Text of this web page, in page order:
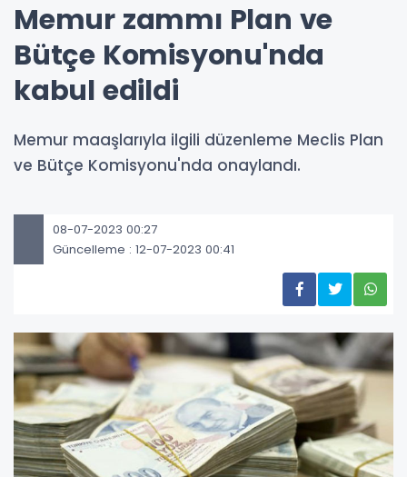
Memur zammı Plan ve
Bütçe Komisyonu'nda
kabul edildi
Memur maaşlarıyla ilgili düzenleme Meclis Plan
ve Bütçe Komisyonu'nda onaylandı.
08-07-2023 00:27
Güncelleme : 12-07-2023 00:41